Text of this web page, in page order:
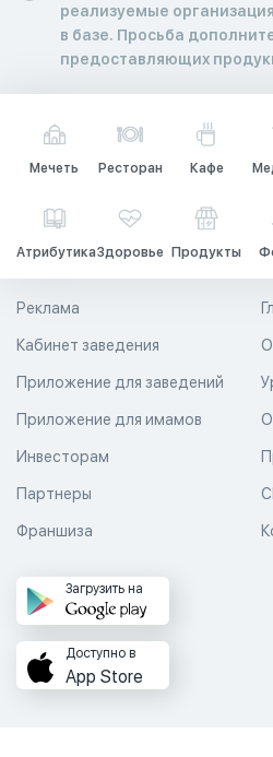
реализуемые
в базе. Просьба
предоставляющих
Мечеть Ресторан Кафе
АтрибутикаЗдоровье Продукты
О
Реклама
Кабинет заведения
Приложение для заведений
Приложение для имамов
Инвесторам
Партнеры
Франшиза
Загрузить на
Доступно в
App Store